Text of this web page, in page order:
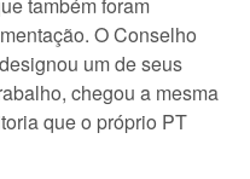
O Conselho
um de seus
chegou a mesma
que o próprio PT